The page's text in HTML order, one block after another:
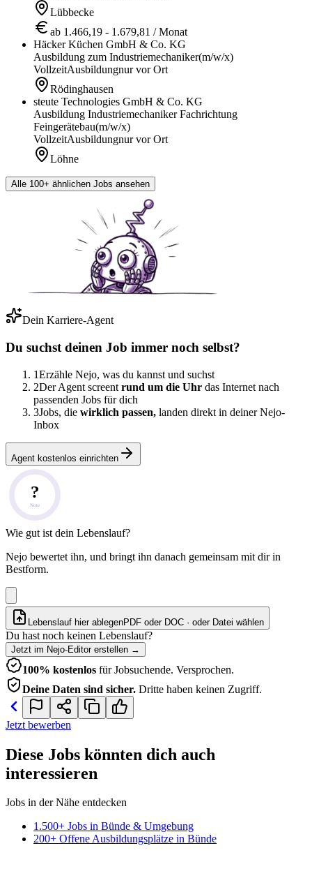
Lübbecke
ab 1.466,19 - 1.679,81 / Monat
Häcker Küchen GmbH & Co. KG
Ausbildung zum Industriemechaniker(m/w/x)
VollzeitAusbildungnur vor Ort
Rödinghausen
steute Technologies GmbH & Co. KG
Ausbildung Industriemechaniker Fachrichtung
Feingerätebau(m/w/x)
VollzeitAusbildungnur vor Ort
Löhne
Alle 100+ ähnlichen Jobs ansehen
Dein Karriere-Agent
Du suchst deinen Job immer noch selbst?
1Erzähle Nejo, was du kannst und suchst
2Der Agent screent rund um die Uhr das Internet nach
passenden Jobs für dich
3Jobs, die wirklich passen, landen direkt in deiner Nejo-
Inbox
Agent kostenlos einrichten
?
Note
Wie gut ist dein Lebenslauf?
Nejo bewertet ihn, und bringt ihn danach gemeinsam mit dir in
Bestform.
Lebenslauf hier ablegenPDF oder DOC · oder Datei wählen
Du hast noch keinen Lebenslauf?
Jetzt im Nejo-Editor erstellen →
100% kostenlos für Jobsuchende. Versprochen.
Deine Daten sind sicher. Dritte haben keinen Zugriff.
Jetzt bewerben
Diese Jobs könnten dich auch
interessieren
Jobs in der Nähe entdecken
1.500+ Jobs in Bünde & Umgebung
200+ Offene Ausbildungsplätze in Bünde